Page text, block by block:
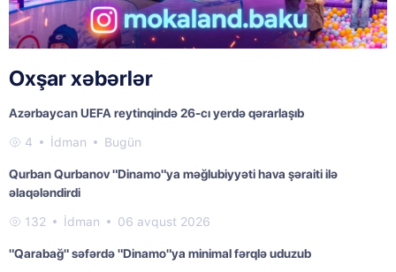
Oxşar xəbərlər
Azərbaycan UEFA reytinqində 26-cı yerdə qərarlaşıb
4 İdman Bugün
Qurban Qurbanov "Dinamo"ya məğlubiyyəti hava şəraiti ilə
əlaqələndirdi
132 İdman 06 avqust 2026
"Qarabağ" səfərdə "Dinamo"ya minimal fərqlə uduzub